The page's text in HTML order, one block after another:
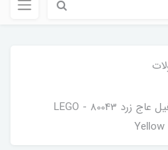
لگو سری مانکی کیدز مدل فیل عاج زرد 80043 - LEGO